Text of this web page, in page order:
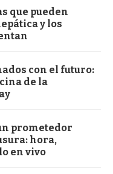
que pueden
y los
con el futuro:
de la
prometedor
hora,
en vivo